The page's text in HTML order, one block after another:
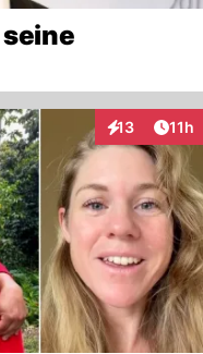
13
Interaktionen
11h